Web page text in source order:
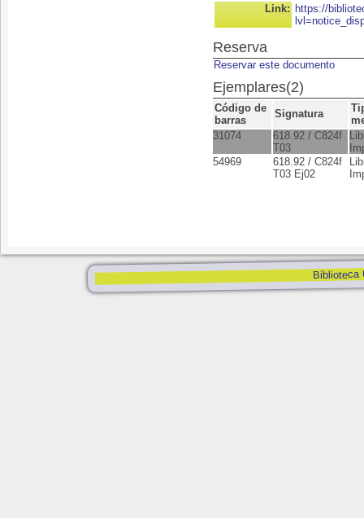
Link: https://
Reserva
Reservar este documento
Ejemplares(2)
Código de
barras
Signatura
31074
618.92 / C824f
T03
54969
618.92 / C824f
T03 Ej02
Biblioteca